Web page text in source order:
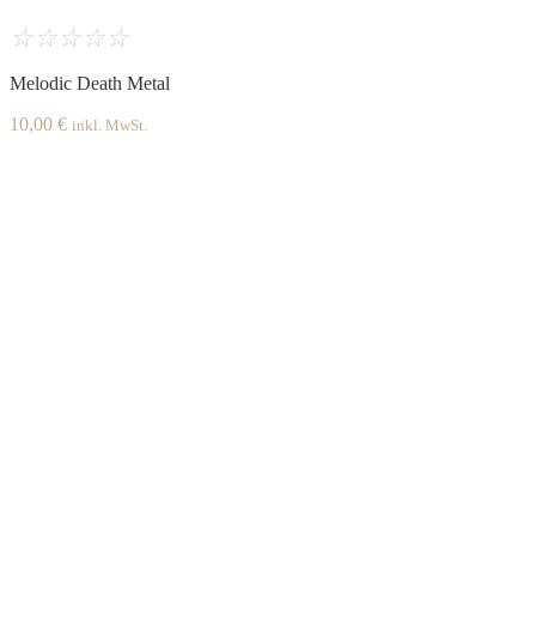
☆☆☆☆☆
Melodic Death Metal
10,00 € inkl. MwSt.